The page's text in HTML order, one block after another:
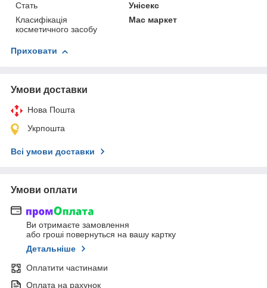
Стать
Унісекс
Класифікація
косметичного засобу
Мас маркет
Приховати
Умови доставки
Нова Пошта
Укрпошта
Всі умови доставки
Умови оплати
Ви отримаєте замовлення
або гроші повернуться на вашу картку
Детальніше
Оплатити частинами
Оплата на рахунок